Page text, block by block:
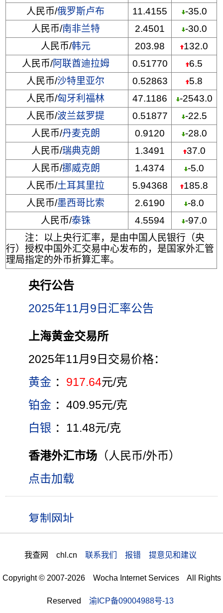
人民币/俄罗斯卢布 11.4155
-35.0
人民币/南非兰特 2.4501
-30.0
人民币/韩元 203.98
132.0
人民币/阿联酋迪拉姆 0.51770
6.5
人民币/沙特里亚尔 0.52863
5.8
人民币/匈牙利福林 47.1186
-2543.0
人民币/波兰兹罗提 0.51877
-22.5
人民币/丹麦克朗 0.9120
-28.0
人民币/瑞典克朗 1.3491
37.0
人民币/挪威克朗 1.4374
-5.0
人民币/土耳其里拉 5.94368
185.8
人民币/墨西哥比索 2.6190
-8.0
人民币/泰铢 4.5594
-97.0
注：以上央行汇率，是由中国人民银行（央
行）授权中国外汇交易中心发布的，是国家外汇管
理局指定的外币折算汇率。
央行公告
2025年11月9日汇率公告
上海黄金交易所
2025年11月9日交易价格：
黄金 ： 917.64元/克
铂金 ：409.95元/克
白银 ：11.48元/克
香港外汇市场 （人民币/外币）
点击加载
我查网 chl.cn 联系我们 报错 提意见和建议
Copyright © 2007-2026 Wocha Internet Services All Rights
Reserved 渝ICP备09004988号-13